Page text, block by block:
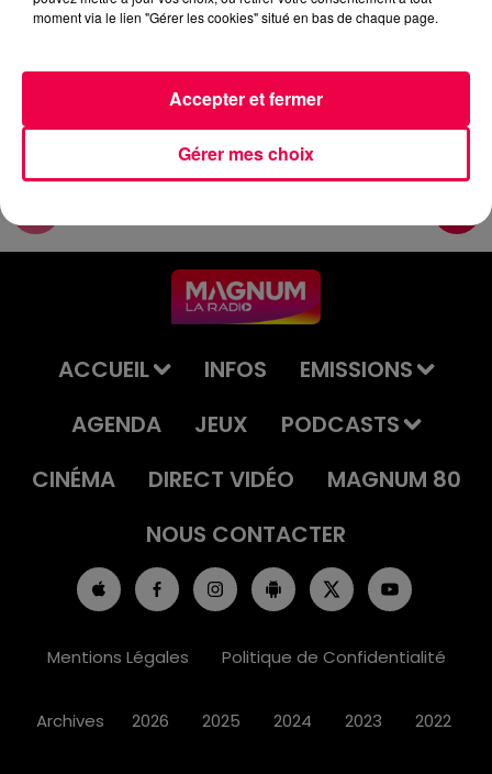
ACCUEIL INFOS
EMISSIONS
AGENDA
JEUX
PODCASTS
CINÉMA
DIRECT VIDÉO
MAGNUM 80
NOUS CONTACTER
Mentions Légales Politique de Confidentialité
Archives 2026 2025 2024 2023 2022
moment via le lien "Gérer les cookies" situé en bas de chaque page.
Gérer mes choix
Accepter et fermer